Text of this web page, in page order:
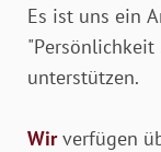
Es ist uns ein
"Persönlichkeit
unterstützen.
Wirverfügen